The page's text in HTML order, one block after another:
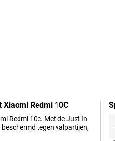
Xiaomi Redmi 10C
Redmi 10c. Met de Just In
beschermd tegen valpartijen,